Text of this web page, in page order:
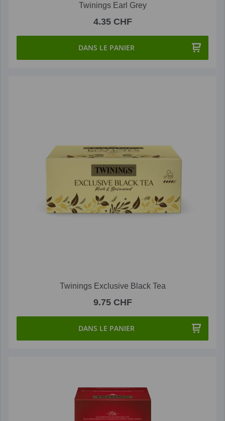
Twinings Earl Grey
4.35 CHF
DANS LE PANIER
Twinings Exclusive Black Tea
9.75 CHF
DANS LE PANIER